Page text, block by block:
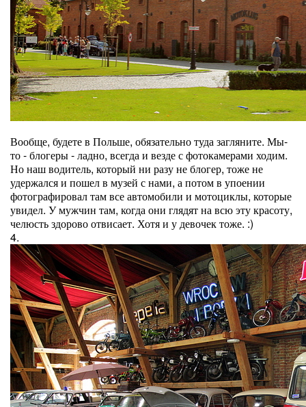
Вообще, будете в Польше, обязательно туда загляните. Мы-
то - блогеры - ладно, всегда и везде с фотокамерами ходим.
Но наш водитель, который ни разу не блогер, тоже не
удержался и пошел в музей с нами, а потом в упоении
фотографировал там все автомобили и мотоциклы, которые
увидел. У мужчин там, когда они глядят на всю эту красоту,
челюсть здорово отвисает. Хотя и у девочек тоже. :)
4.